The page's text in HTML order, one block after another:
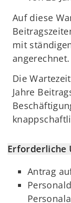
Auf diese
mit
angerechnet.
Die
Jahre
Erforderliche
Antrag